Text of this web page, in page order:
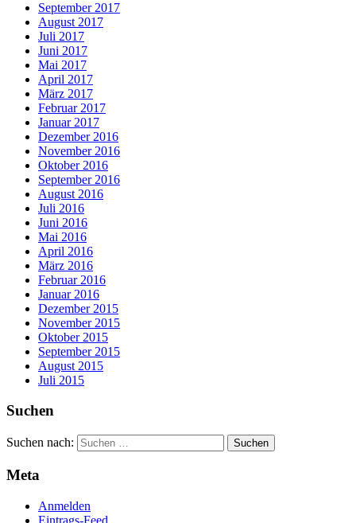
September 2017
August 2017
Juli 2017
Juni 2017
Mai 2017
April 2017
März 2017
Februar 2017
Januar 2017
Dezember 2016
November 2016
Oktober 2016
September 2016
August 2016
Juli 2016
Juni 2016
Mai 2016
April 2016
März 2016
Februar 2016
Januar 2016
Dezember 2015
November 2015
Oktober 2015
September 2015
August 2015
Juli 2015
Suchen
Suchen nach:
Meta
Anmelden
Eintrags-Feed